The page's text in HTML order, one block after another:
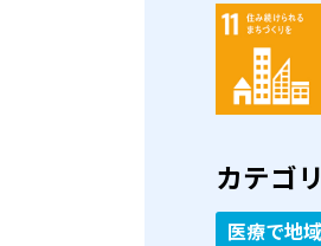
カテゴ
医療で地